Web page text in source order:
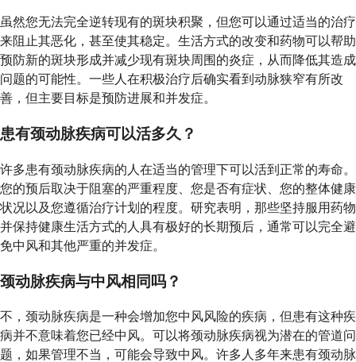
虽然您无法完全逆转现有的斑块积聚，但您可以通过适当的治疗
来阻止其恶化，甚至使其稳定。生活方式的改变和药物可以帮助
预防新的斑块形成并减少现有斑块周围的炎症，从而降低其造成
问题的可能性。一些人在积极治疗后确实看到动脉狭窄有所改
善，但主要目标是预防进展和并发症。
患有颈动脉疾病可以活多久？
许多患有颈动脉疾病的人在适当的管理下可以活到正常的寿命。
您的预后取决于阻塞的严重程度、您是否有症状、您的整体健康
状况以及您遵循治疗计划的程度。研究表明，那些坚持服用药物
并保持健康生活方式的人具有极好的长期预后，通常可以完全避
免中风和其他严重的并发症。
颈动脉疾病与中风相同吗？
不，颈动脉疾病是一种会增加您中风风险的疾病，但患有这种疾
病并不意味着您已经中风。可以将颈动脉疾病视为潜在的管道问
题，如果管理不当，可能会导致中风。许多人多年来患有颈动脉